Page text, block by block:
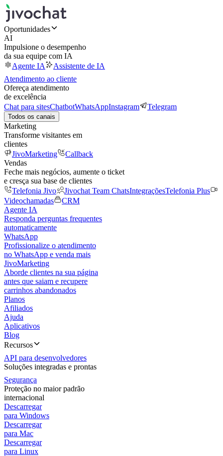
Oportunidades
AI
Impulsione o desempenho
da sua equipe com IA
Agente IA
Assistente de IA
Atendimento ao cliente
Ofereça atendimento
de excelência
Chat para sitesChatbotWhatsAppInstagram Telegram
Todos os canais
Marketing
Transforme visitantes em
clientes
JivoMarketing
Callback
Vendas
Feche mais negócios, aumente o ticket
e cresça sua base de clientes
Telefonia Jivo
Jivochat Team ChatsIntegraçõesTelefonia Plus
Videochamadas
CRM
Agente IA
Responda perguntas frequentes
automaticamente
WhatsApp
Profissionalize o atendimento
no WhatsApp e venda mais
JivoMarketing
Aborde clientes na sua página
antes que saiam e recupere
carrinhos abandonados
Planos
Afiliados
Ajuda
Aplicativos
Blog
Recursos
API para desenvolvedores
Soluções integradas e prontas
Segurança
Proteção no maior padrão
internacional
Descarregar
para Windows
Descarregar
para Mac
Descarregar
para Linux